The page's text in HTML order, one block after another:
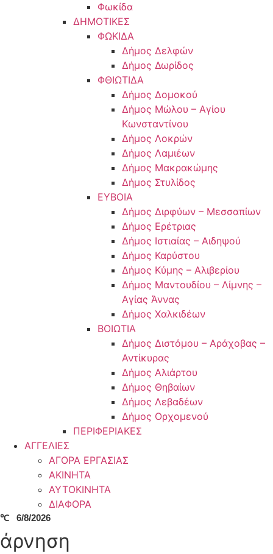
Φωκίδα
ΔΗΜΟΤΙΚΕΣ
ΦΩΚΙΔΑ
Δήμος Δελφών
Δήμος Δωρίδος
ΦΘΙΩΤΙΔΑ
Δήμος Δομοκού
Δήμος Μώλου – Αγίου
Κωνσταντίνου
Δήμος Λοκρών
Δήμος Λαμιέων
Δήμος Μακρακώμης
Δήμος Στυλίδος
ΕΥΒΟΙΑ
Δήμος Διρφύων – Μεσσαπίων
Δήμος Ερέτριας
Δήμος Ιστιαίας – Αιδηψού
Δήμος Καρύστου
Δήμος Κύμης – Αλιβερίου
Δήμος Μαντουδίου – Λίμνης –
Αγίας Άννας
Δήμος Χαλκιδέων
ΒΟΙΩΤΙΑ
Δήμος Διστόμου – Αράχοβας –
Αντίκυρας
Δήμος Αλιάρτου
Δήμος Θηβαίων
Δήμος Λεβαδέων
Δήμος Ορχομενού
ΠΕΡΙΦΕΡΙΑΚΕΣ
ΑΓΓΕΛΙΕΣ
ΑΓΟΡΑ ΕΡΓΑΣΙΑΣ
ΑΚΙΝΗΤΑ
ΑΥΤΟΚΙΝΗΤΑ
ΔΙΑΦΟΡΑ
℃ 6/8/2026
άρνηση